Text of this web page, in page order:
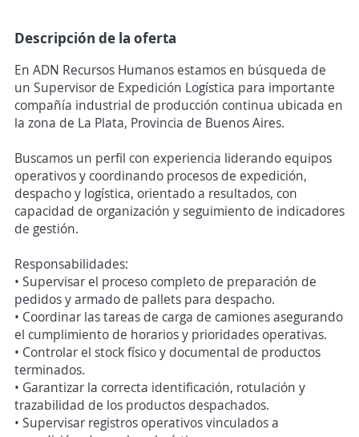
Descripción de la oferta
En ADN Recursos Humanos estamos en búsqueda de
un Supervisor de Expedición Logística para importante
compañía industrial de producción continua ubicada en
la zona de La Plata, Provincia de Buenos Aires.
Buscamos un perfil con experiencia liderando equipos
operativos y coordinando procesos de expedición,
despacho y logística, orientado a resultados, con
capacidad de organización y seguimiento de indicadores
de gestión.
Responsabilidades:
• Supervisar el proceso completo de preparación de
pedidos y armado de pallets para despacho.
• Coordinar las tareas de carga de camiones asegurando
el cumplimiento de horarios y prioridades operativas.
• Controlar el stock físico y documental de productos
terminados.
• Garantizar la correcta identificación, rotulación y
trazabilidad de los productos despachados.
• Supervisar registros operativos vinculados a